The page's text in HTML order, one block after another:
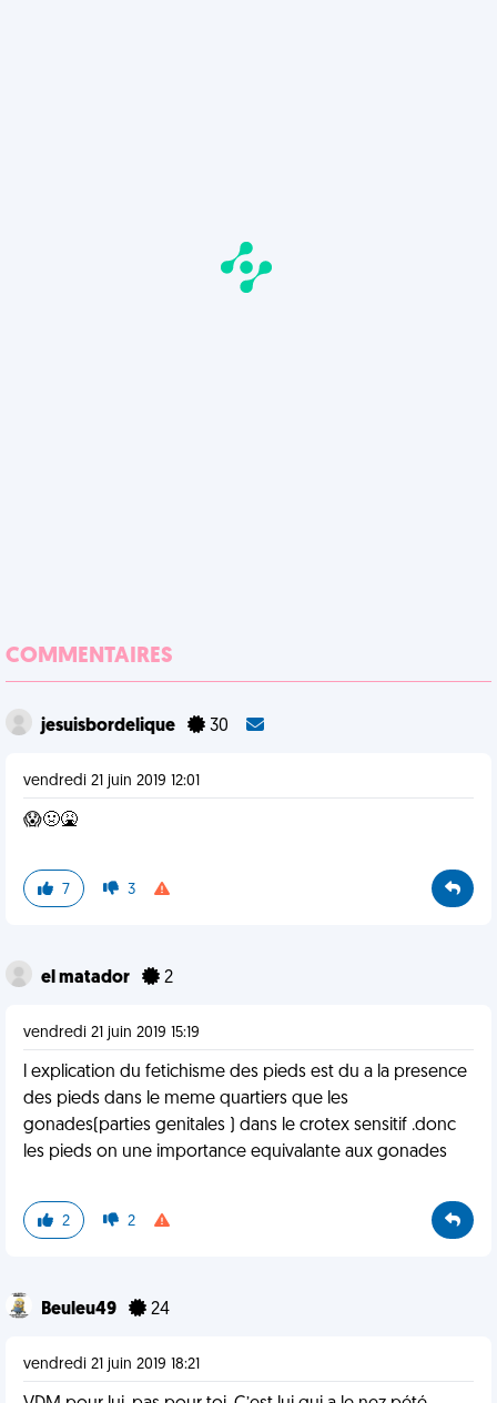
COMMENTAIRES
jesuisbordelique 30
vendredi 21 juin 2019 12:01
😱🤢🤮
7 3
el matador 2
vendredi 21 juin 2019 15:19
l explication du fetichisme des pieds est du a la presence
des pieds dans le meme quartiers que les
gonades(parties genitales ) dans le crotex sensitif .donc
les pieds on une importance equivalante aux gonades
2 2
Beuleu49 24
vendredi 21 juin 2019 18:21